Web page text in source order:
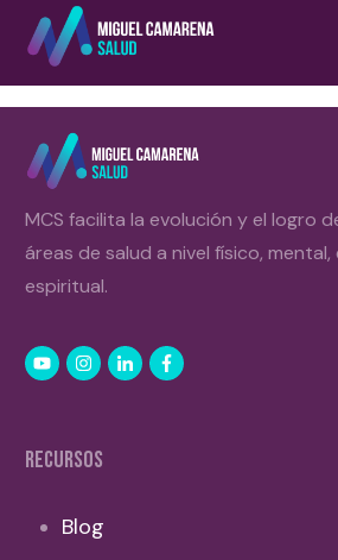
MCS facilita la evolución y el logro
áreas de salud a nivel físico,
espiritual.
RECURSOS
Blog